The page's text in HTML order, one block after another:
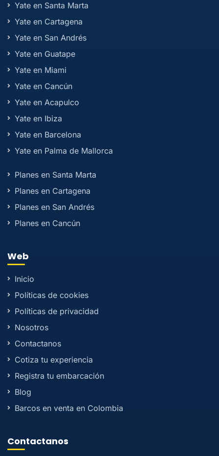
Yate en Santa Marta
Yate en Cartagena
Yate en San Andrés
Yate en Guatape
Yate en Miami
Yate en Cancún
Yate en Acapulco
Yate en Ibiza
Yate en Barcelona
Yate en Palma de Mallorca
Planes en Santa Marta
Planes en Cartagena
Planes en San Andrés
Planes en Cancún
Web
Inicio
Políticas de cookies
Políticas de privacidad
Nosotros
Contactanos
Cotiza tu experiencia
Registra tu embarcación
Blog
Barcos en venta en Colombia
Contactanos